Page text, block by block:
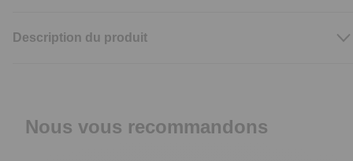
Description du produit
Nous vous recommandons